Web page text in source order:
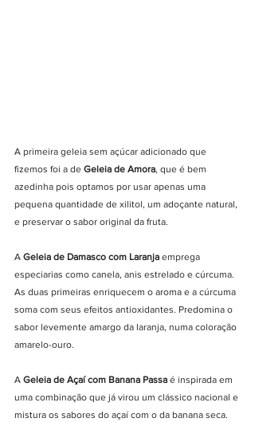
A primeira geleia sem açúcar adicionado que
fizemos foi a de Geleia de Amora, que é bem
azedinha pois optamos por usar apenas uma
pequena quantidade de xilitol, um adoçante natural,
e preservar o sabor original da fruta.
A Geleia de Damasco com Laranja emprega
especiarias como canela, anis estrelado e cúrcuma.
As duas primeiras enriquecem o aroma e a cúrcuma
soma com seus efeitos antioxidantes. Predomina o
sabor levemente amargo da laranja, numa coloração
amarelo-ouro.
A Geleia de Açaí com Banana Passa é inspirada em
uma combinação que já virou um clássico nacional e
mistura os sabores do açaí com o da banana seca.